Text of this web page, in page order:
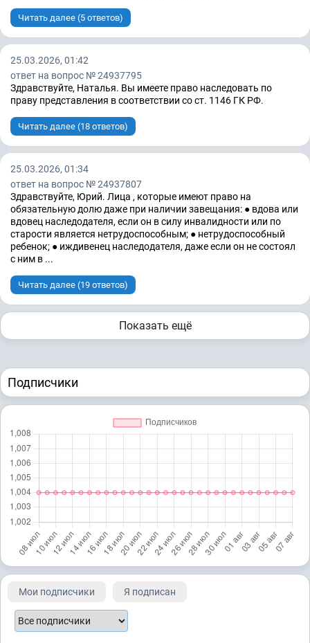
Читать далее (5 ответов)
25.03.2026, 01:42
ответ на вопрос № 24937795
Здравствуйте, Наталья. Вы имеете право наследовать по
праву представления в соответствии со ст. 1146 ГК РФ.
Читать далее (18 ответов)
25.03.2026, 01:34
ответ на вопрос № 24937807
Здравствуйте, Юрий. Лица , которые имеют право на
обязательную долю даже при наличии завещания: ● вдова или
вдовец наследодателя, если он в силу инвалидности или по
старости является нетрудоспособным; ● нетрудоспособный
ребенок; ● иждивенец наследодателя, даже если он не состоял
с ним в ...
Читать далее (19 ответов)
Показать ещё
Подписчики
Мои подписчики Я подписан